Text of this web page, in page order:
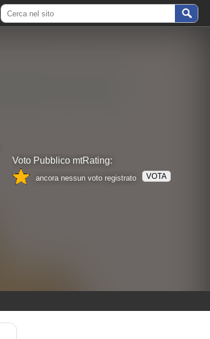
Voto Pubblico mtRating:
ancora nessun voto registrato VOTA